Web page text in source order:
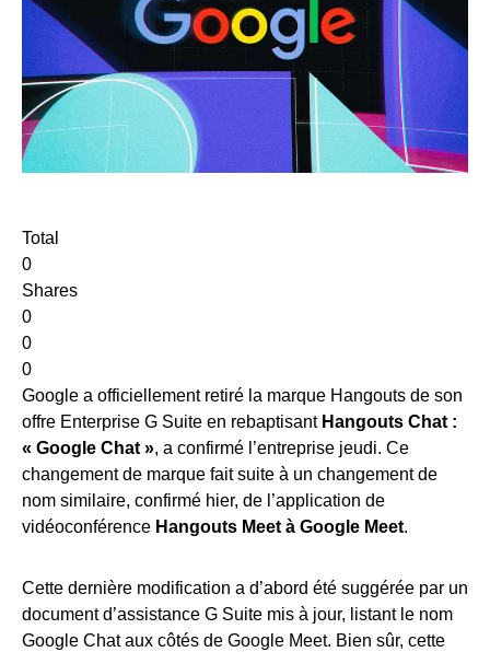
Total
0
Shares
0
0
0
Google a officiellement retiré la marque Hangouts de son
offre Enterprise G Suite en rebaptisant Hangouts Chat :
« Google Chat », a confirmé l’entreprise jeudi. Ce
changement de marque fait suite à un changement de
nom similaire, confirmé hier, de l’application de
vidéoconférence Hangouts Meet à Google Meet.
Cette dernière modification a d’abord été suggérée par un
document d’assistance G Suite mis à jour, listant le nom
Google Chat aux côtés de Google Meet. Bien sûr, cette